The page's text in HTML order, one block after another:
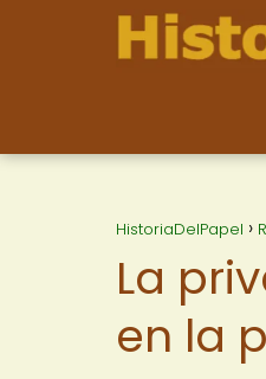
HistoriaDelPapel
La
en la